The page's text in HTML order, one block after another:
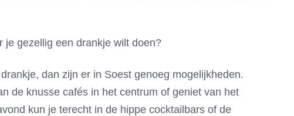
je gezellig een drankje wilt doen?
dan zijn er in Soest genoeg mogelijkheden.
de knusse cafés in het centrum of geniet van het
kun je terecht in de hippe cocktailbars of de